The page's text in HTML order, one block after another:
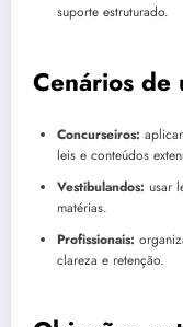
suporte estruturado.
Cenários de
Concurseiros:
leis e conteúdos
Vestibulandos: usar
matérias.
Profissionais:
clareza e retenção.